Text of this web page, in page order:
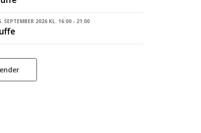
SEPTEMBER 2026 KL. 16:00 - 21:00